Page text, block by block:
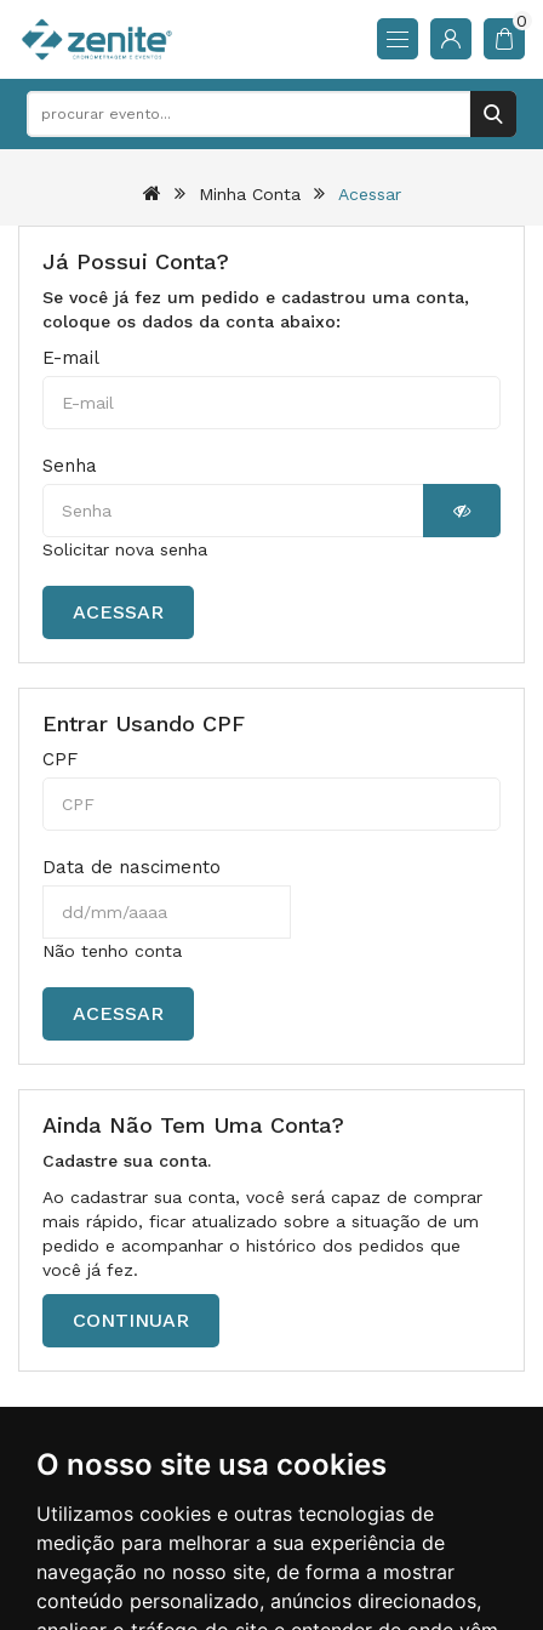
O nosso site usa cookies
Utilizamos cookies e outras tecnologias de
medição para melhorar a sua experiência de
navegação no nosso site, de forma a mostrar
conteúdo personalizado, anúncios direcionados,
0
Minha Conta Acessar
Já Possui Conta?
Se você já fez um pedido e cadastrou uma conta,
coloque os dados da conta abaixo:
E-mail
Senha
Solicitar nova senha
Entrar Usando CPF
CPF
Data de nascimento
Não tenho conta
Ainda Não Tem Uma Conta?
Cadastre sua conta.
Ao cadastrar sua conta, você será capaz de comprar
mais rápido, ficar atualizado sobre a situação de um
pedido e acompanhar o histórico dos pedidos que
você já fez.
CONTINUAR
Informações
CONTATO